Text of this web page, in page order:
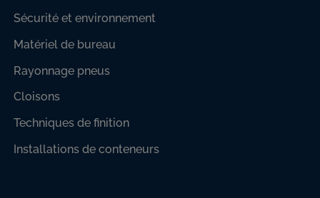
Sécurité et environnement
Matériel de bureau
Rayonnage pneus
Cloisons
Techniques de finition
Installations de conteneurs